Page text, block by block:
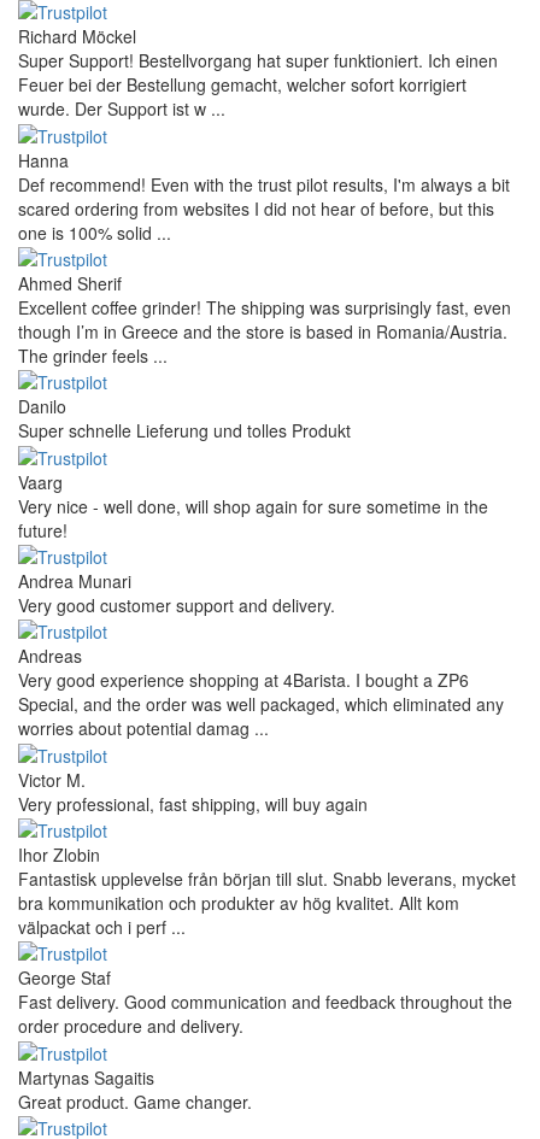
Richard Möckel
Super Support! Bestellvorgang hat super funktioniert. Ich einen
Feuer bei der Bestellung gemacht, welcher sofort korrigiert
wurde. Der Support ist w ...
Hanna
Def recommend! Even with the trust pilot results, I'm always a bit
scared ordering from websites I did not hear of before, but this
one is 100% solid ...
Ahmed Sherif
Excellent coffee grinder! The shipping was surprisingly fast, even
though I’m in Greece and the store is based in Romania/Austria.
The grinder feels ...
Danilo
Super schnelle Lieferung und tolles Produkt
Vaarg
Very nice - well done, will shop again for sure sometime in the
future!
Andrea Munari
Very good customer support and delivery.
Andreas
Very good experience shopping at 4Barista. I bought a ZP6
Special, and the order was well packaged, which eliminated any
worries about potential damag ...
Victor M.
Very professional, fast shipping, will buy again
Ihor Zlobin
Fantastisk upplevelse från början till slut. Snabb leverans, mycket
bra kommunikation och produkter av hög kvalitet. Allt kom
välpackat och i perf ...
George Staf
Fast delivery. Good communication and feedback throughout the
order procedure and delivery.
Martynas Sagaitis
Great product. Game changer.